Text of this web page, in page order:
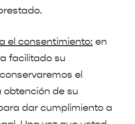
el consentimiento: en
facilitado su
el
de su
dar cumplimiento a